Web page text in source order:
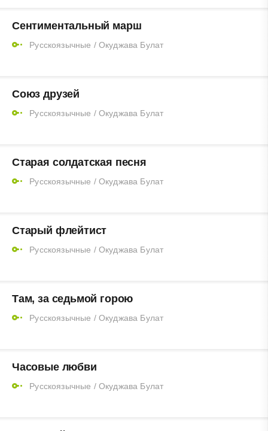
Сентиментальный марш
Русскоязычные / Окуджава Булат
Союз друзей
Русскоязычные / Окуджава Булат
Старая солдатская песня
Русскоязычные / Окуджава Булат
Старый флейтист
Русскоязычные / Окуджава Булат
Там, за седьмой горою
Русскоязычные / Окуджава Булат
Часовые любви
Русскоязычные / Окуджава Булат